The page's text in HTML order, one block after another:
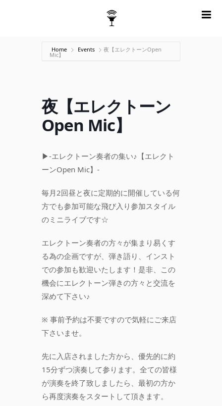
Home Events 夜【エレクトーンOpen
Mic】
夜【エレクトーン
Open Mic】
▶-エレクトーン奏者の集い♪【エレクト
ーンOpen Mic】-
毎月2回昼と夜に定期的に開催している何
方でも参加可能な飛び入り参加スタイル
のミニライブです☆
エレクトーン奏者の方々が集まり易くす
る為の企画ですが、弾き語り、インスト
での参加も歓迎いたします！是非、この
機会にエレクトーン弾きの方々と交流を
深めて下さい♪
※ 事前予約は不要ですので気軽にご来店
下さいませ。
先に入店されました方から、優先的に約
15分ずつ演奏して参ります。全ての皆様
が演奏を終了致しましたら、最初の方か
ら再度演奏をスタートして頂きます。